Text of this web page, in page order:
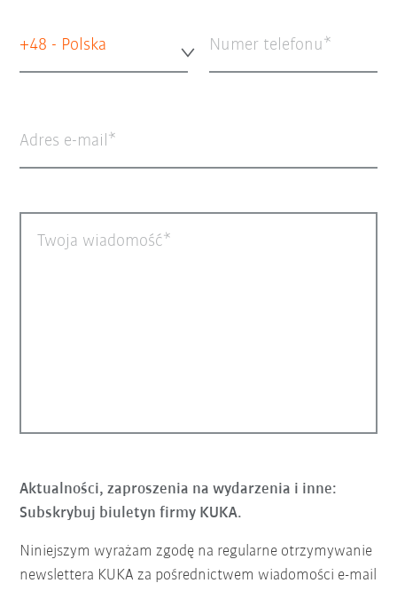
+48 - Polska Numer telefonu
Adres e-mail
Twoja wiadomość
Aktualności, zaproszenia na wydarzenia i inne:
Subskrybuj biuletyn firmy KUKA.
Niniejszym wyrażam zgodę na regularne otrzymywanie
newslettera KUKA za pośrednictwem wiadomości e-mail